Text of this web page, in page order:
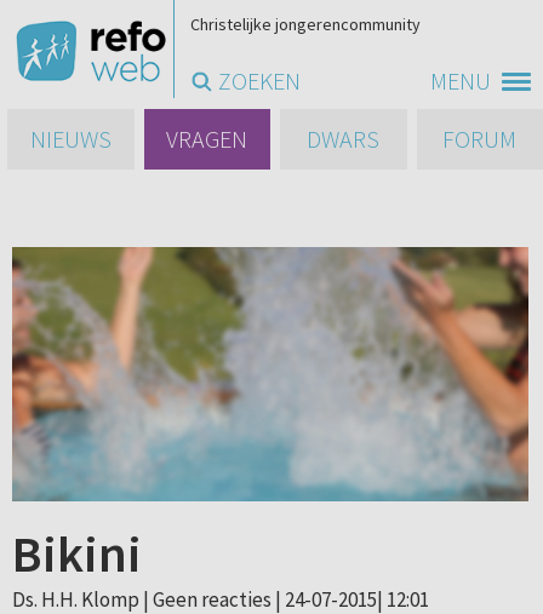
MENU
Christelijke jongerencommunity
ZOEKEN
NIEUWS
VRAGEN DWARS FORUM
Bikini
Ds. H.H. Klomp | Geen reacties | 24-07-2015| 12:01